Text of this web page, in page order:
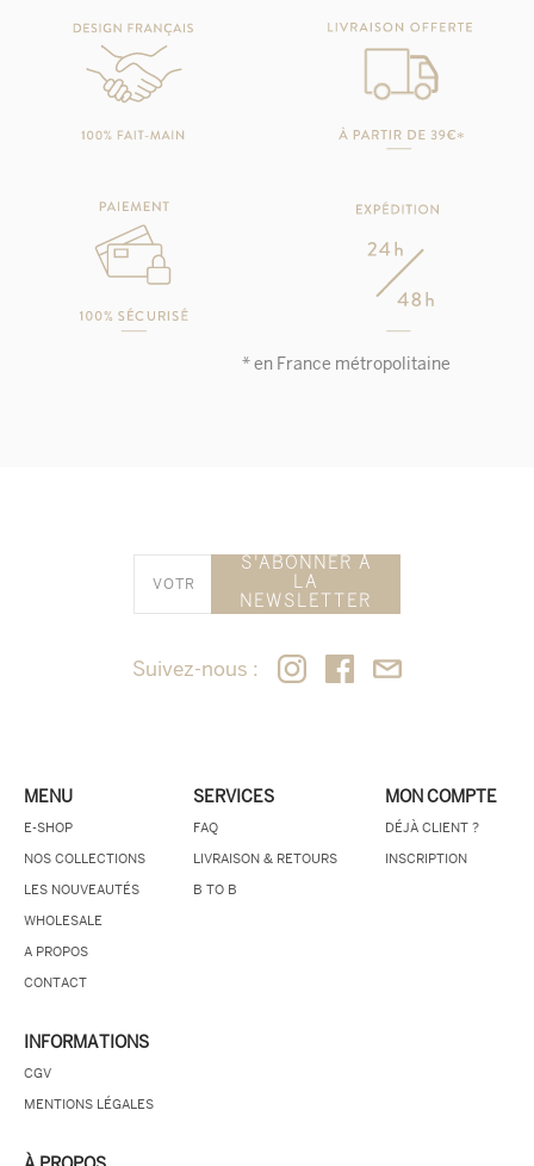
* en France métropolitaine
S'ABONNER À
LA
NEWSLETTER
Suivez-nous :
MENU
E-SHOP
NOS COLLECTIONS
LES NOUVEAUTÉS
WHOLESALE
A PROPOS
CONTACT
SERVICES
FAQ
LIVRAISON & RETOURS
B TO B
MON COMPTE
DÉJÀ CLIENT ?
INSCRIPTION
INFORMATIONS
CGV
MENTIONS LÉGALES